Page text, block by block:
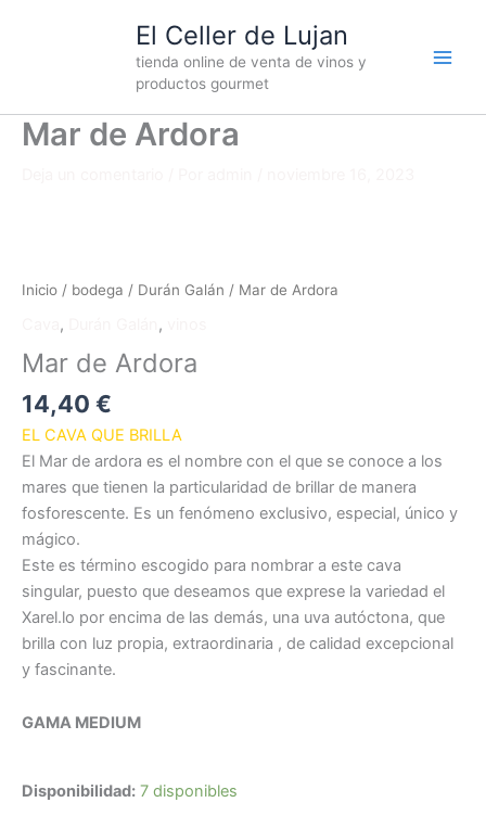
El Celler de Lujan
tienda online de venta de vinos y
productos gourmet
Mar de Ardora
Inicio / bodega / Durán Galán / Mar de Ardora
, ,
Mar de Ardora
14,40 €
EL CAVA QUE BRILLA
El Mar de ardora es el nombre con el que se conoce a los
mares que tienen la particularidad de brillar de manera
fosforescente. Es un fenómeno exclusivo, especial, único y
mágico.
Este es término escogido para nombrar a este cava
singular, puesto que deseamos que exprese la variedad el
Xarel.lo por encima de las demás, una uva autóctona, que
brilla con luz propia, extraordinaria , de calidad excepcional
y fascinante.
GAMA MEDIUM
Disponibilidad: 7 disponibles
Ardora